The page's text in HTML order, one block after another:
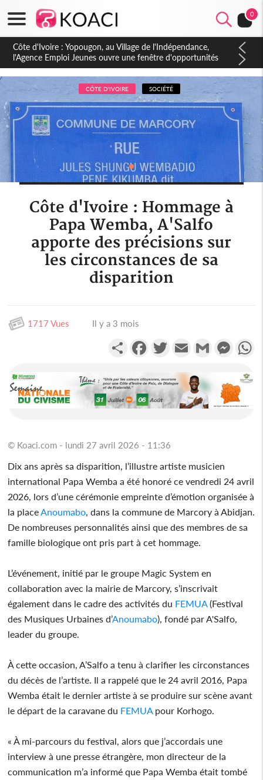
0
Côte d'Ivoire : CHU de Treichville, après la fronde, les agents
contractuels obtiennent un accord avec la direction sur les
arriérés du SMIG 2023
CÔTE D'IVOIRE SOCIÉTÉ
Côte d'Ivoire : Hommage à
Papa Wemba, A'Salfo
apporte des précisions sur
les circonstances de sa
disparition
1717 Vues Il y a 3 mois
PartagerFacebookTwitterEmail Gmail
© Koaci.com - lundi 27 avril 2026 - 11:36
Dix ans après sa disparition, l’illustre artiste musicien
international Papa Wemba a été honoré ce vendredi 24 avril
2026, lors d’une cérémonie empreinte d’émotion organisée à
la placeAnoumabo, dans la commune de Marcory à Abidjan.
De nombreuses personnalités ainsi que des membres de sa
famille biologique ont pris part à cet hommage.
L’événement, initié par le groupe Magic System en
collaboration avec la mairie de Marcory, s’inscrivait
également dans le cadre des activités du FEMUA(Festival
des Musiques Urbaines d’Anoumabo), fondé par A'Salfo,
leader du groupe.
À cette occasion, A’Salfo a tenu à clarifier les circonstances
du décès de l’artiste. Il a rappelé que le 24 avril 2016, Papa
Wemba était le dernier artiste à se produire sur scène avant
le départ de la caravane du FEMUApour Korhogo.
« À mi-parcours du festival, alors que j’accordais une
interview à une presse étrangère, mon directeur de la
communication m’a informé que Papa Wemba était tombé